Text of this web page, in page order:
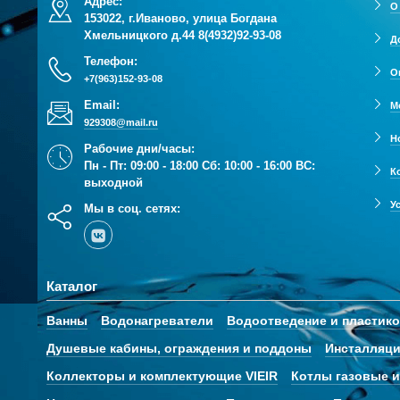
153022, г.Иваново, улица Богдана
Хмельницкого д.448(4932)92-93-08
Телефон:
+7(963)152-93-08
Email:
929308@mail.ru
Рабочие дни/часы:
Пн - Пт: 09:00 - 18:00 Сб: 10:00 - 16:00 ВС:
выходной
Мы в соц. сетях:
О
Каталог
Ванны Водонагреватели Водоотведение и
Душевые кабины, ограждения и поддоны
Коллекторы и комплектующие VIEIR
Котлы газовые